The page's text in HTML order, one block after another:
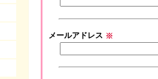
メールアドレス ※